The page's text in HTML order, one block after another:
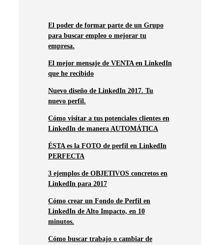
El poder de formar parte de un Grupo
para buscar empleo o mejorar tu
empresa.
El mejor mensaje de VENTA en LinkedIn
que he recibido
Nuevo diseño de LinkedIn 2017. Tu
nuevo perfil.
Cómo visitar a tus potenciales clientes en
LinkedIn de manera AUTOMÁTICA
ÉSTA es la FOTO de perfil en LinkedIn
PERFECTA
3 ejemplos de OBJETIVOS concretos en
LinkedIn para 2017
Cómo crear un Fondo de Perfil en
LinkedIn de Alto Impacto, en 10
minutos.
Cómo buscar trabajo o cambiar de